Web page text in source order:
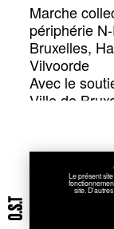
Marche
périphérie
Bruxelles,
Vilvoorde
Avec le
Ville de
Le présent
site.